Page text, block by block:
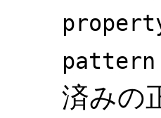
pattern
済みの